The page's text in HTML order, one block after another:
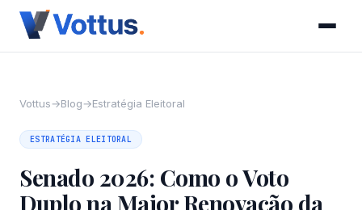
Vottus→Blog→Estratégia Eleitoral
ESTRATÉGIA ELEITORAL
Senado 2026: Como o Voto
Duplo na Maior Renovação da